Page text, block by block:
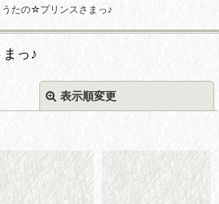
うたの☆プリンスさまっ♪
っ♪
表示順変更